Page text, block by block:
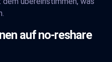
auf no-reshare